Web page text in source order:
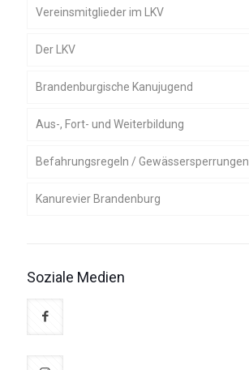
Vereinsmitglieder im LKV
Der LKV
Geschäftsstelle
Satzung und Ordnungen
Präsidium
Ressortleiter, Gebietsreferenten und
Brandenburgische Kanujugend
Aus-, Fort- und Weiterbildung
Befahrungsregeln / Gewässersperrungen
Kanurevier Brandenburg
Umwelt und Gewässer
Soziale Medien